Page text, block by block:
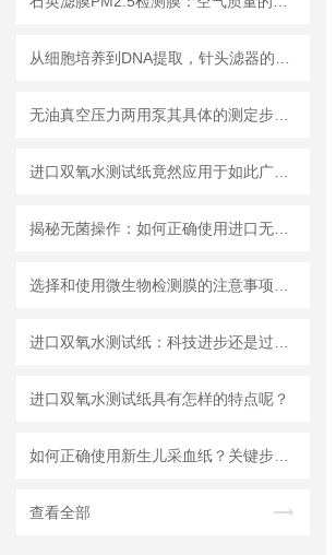
进口双氧水测试纸具有怎样的特点呢？
查看全部